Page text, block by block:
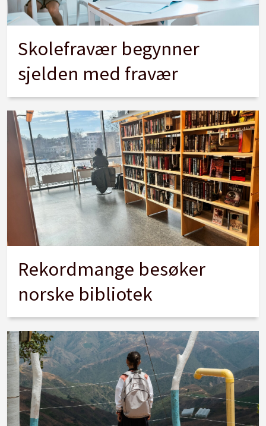
Skolefravær begynner
sjelden med fravær
Rekordmange besøker
norske bibliotek